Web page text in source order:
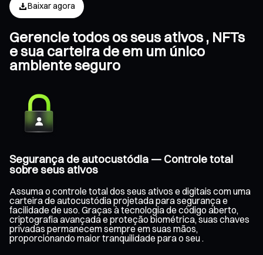
Baixar agora
Gerencie todos os seus ativos , NFTs
e sua carteira de em um único
ambiente seguro
Segurança de autocustódia — Controle total
sobre seus ativos
Assuma o controle total dos seus ativos e digitais com uma
carteira de autocustódia projetada para segurança e
facilidade de uso. Graças à tecnologia de código aberto,
criptografia avançada e proteção biométrica, suas chaves
privadas permanecem sempre em suas mãos,
proporcionando maior tranquilidade para o seu .